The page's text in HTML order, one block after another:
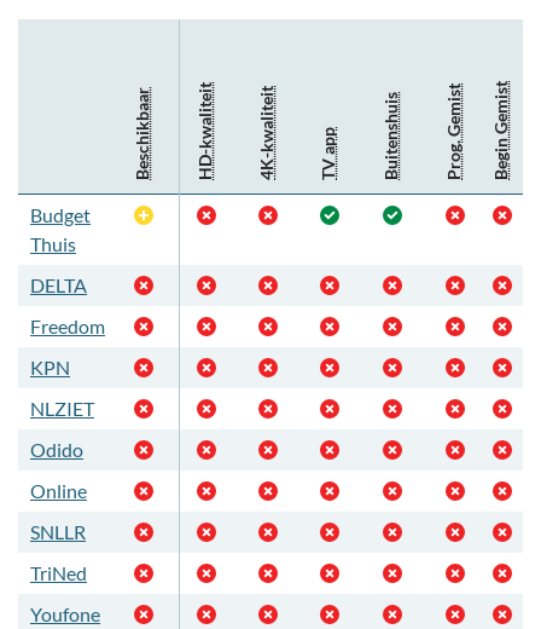
Beschikbaar HD-kwaliteit 4K-kwaliteit TV app Buitenshuis Prog. Gemist Begin Gemist
Budget
Thuis
Optioneel
DELTA
Freedom
KPN
NLZIET
Odido
Online
SNLLR
TriNed
Youfone